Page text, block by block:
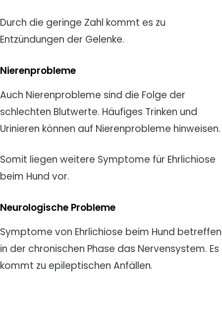
Durch die geringe Zahl kommt es zu
Entzündungen der Gelenke.
Nierenprobleme
Auch Nierenprobleme sind die Folge der
schlechten Blutwerte. Häufiges Trinken und
Urinieren können auf Nierenprobleme hinweisen.
Somit liegen weitere Symptome für Ehrlichiose
beim Hund vor.
Neurologische Probleme
Symptome von Ehrlichiose beim Hund betreffen
in der chronischen Phase das Nervensystem. Es
kommt zu epileptischen Anfällen.